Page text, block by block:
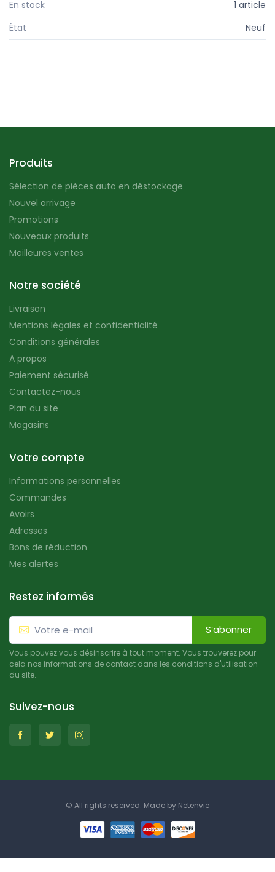
En stock
1 article
État
Neuf
Produits
Sélection de pièces auto en déstockage
Nouvel arrivage
Promotions
Nouveaux produits
Meilleures ventes
Notre société
Livraison
Mentions légales et confidentialité
Conditions générales
A propos
Paiement sécurisé
Contactez-nous
Plan du site
Magasins
Votre compte
Informations personnelles
Commandes
Avoirs
Adresses
Bons de réduction
Mes alertes
Restez informés
S’abonner
Vous pouvez vous désinscrire à tout moment. Vous trouverez pour
cela nos informations de contact dans les conditions d'utilisation
du site.
Suivez-nous
© All rights reserved. Made by Netenvie